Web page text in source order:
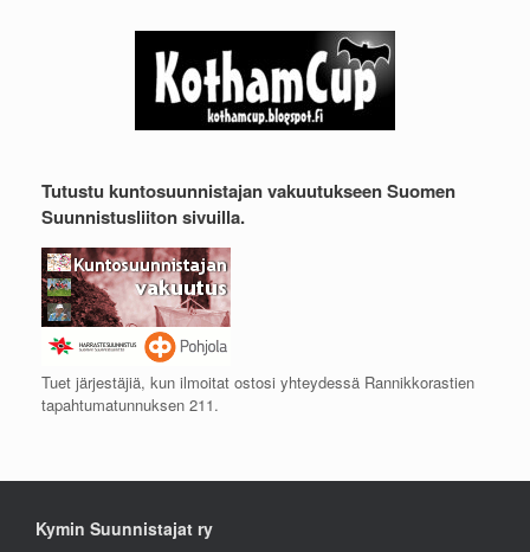
Tutustu kuntosuunnistajan vakuutukseen Suomen
Suunnistusliiton sivuilla.
Tuet järjestäjiä, kun ilmoitat ostosi yhteydessä Rannikkorastien
tapahtumatunnuksen 211.
Kymin Suunnistajat ry